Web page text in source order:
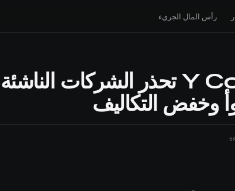
رأس المال الجريء
Y Combinator تحذر الشركات الناشئة
وخفض التكاليف